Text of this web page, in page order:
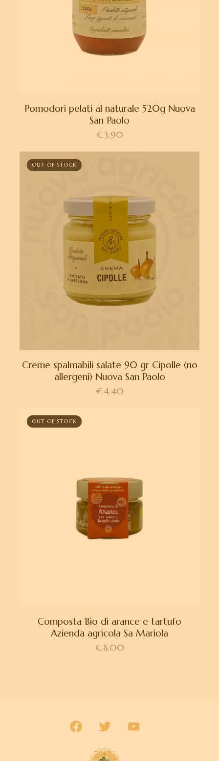
Pomodori pelati al naturale 520g Nuova
San Paolo
€3,90
OUT OF STOCK
Creme spalmabili salate 90 gr Cipolle (no
allergeni) Nuova San Paolo
€4,40
OUT OF STOCK
Composta Bio di arance e tartufo
Azienda agricola Sa Mariola
€8,00